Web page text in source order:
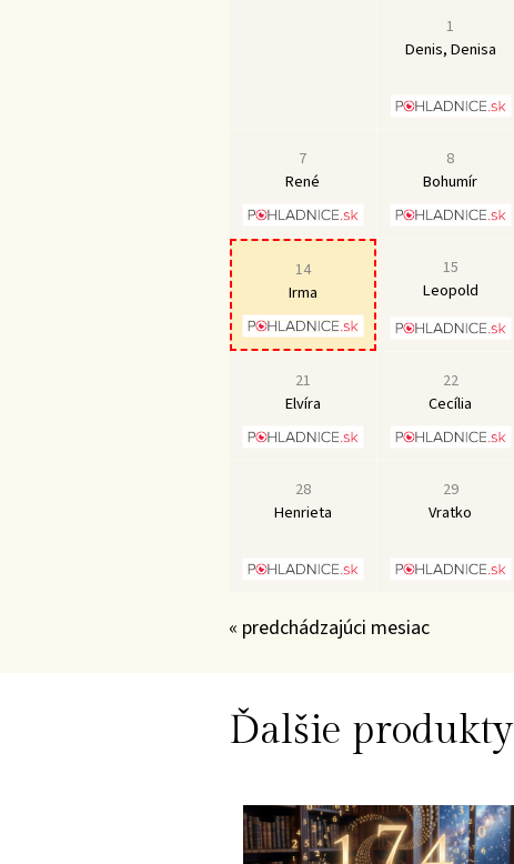
1
Denis, Denisa
7
René
8
Bohumír
14
Irma
15
Leopold
21
Elvíra
22
Cecília
28
Henrieta
29
Vratko
« predchádzajúci mesiac
Ďalšie produkty